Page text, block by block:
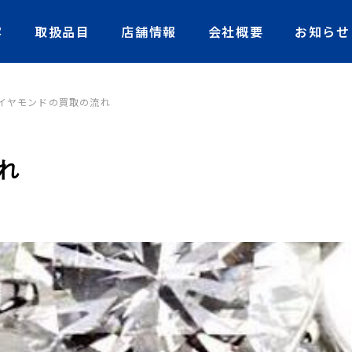
取扱品目 店舗情報 会社概要 お知らせ
ヤモンドの買取の流れ